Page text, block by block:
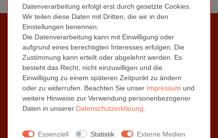
Informationen
Kontaktformular
Zahlungs- / Versandinformationen
Über uns | Das Kronenberg Team
AGB
Widerrufsrecht
Datenverarbeitung erfolgt erst durch gesetzte Cookies.
Wir teilen diese Daten mit Dritten, die wir in den
Einstellungen benennen.
Die Datenverarbeitung kann mit Einwilligung oder
aufgrund eines berechtigten Interesses erfolgen. Die
Zustimmung kann erteilt oder abgelehnt werden. Es
besteht das Recht, nicht einzuwilligen und die
Einwilligung zu einem späteren Zeitpunkt zu ändern
oder zu widerrufen. Beachten Sie unser Impressum und
weitere Hinweise zur Verwendung personenbezogener
Daten in unserer Daten­schutz­erklärung
Essenziell Statistik Externe Medien